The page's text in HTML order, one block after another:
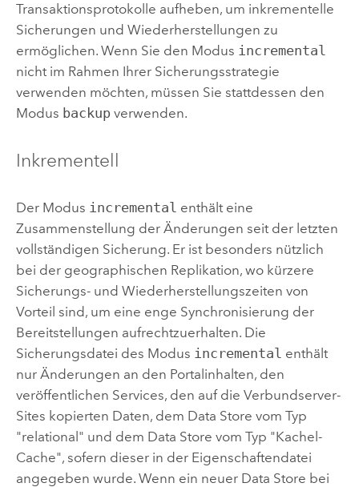
Transaktionsprotokolle aufheben, um inkrementelle
Sicherungen und Wiederherstellungen zu
ermöglichen. Wenn Sie den Modus incremental
nicht im Rahmen Ihrer Sicherungsstrategie
verwenden möchten, müssen Sie stattdessen den
Modus backupverwenden.
Inkrementell
Der Modus incremental enthält eine
Zusammenstellung der Änderungen seit der letzten
vollständigen Sicherung. Er ist besonders nützlich
bei der geographischen Replikation, wo kürzere
Sicherungs- und Wiederherstellungszeiten von
Vorteil sind, um eine enge Synchronisierung der
Bereitstellungen aufrechtzuerhalten. Die
Sicherungsdatei des Modus incremental enthält
nur Änderungen an den Portalinhalten, den
veröffentlichen Services, den auf die Verbundserver-
Sites kopierten Daten, dem Data Store vom Typ
"relational" und dem Data Store vom Typ "Kachel-
Cache", sofern dieser in der Eigenschaftendatei
angegeben wurde. Wenn ein neuer Data Store bei